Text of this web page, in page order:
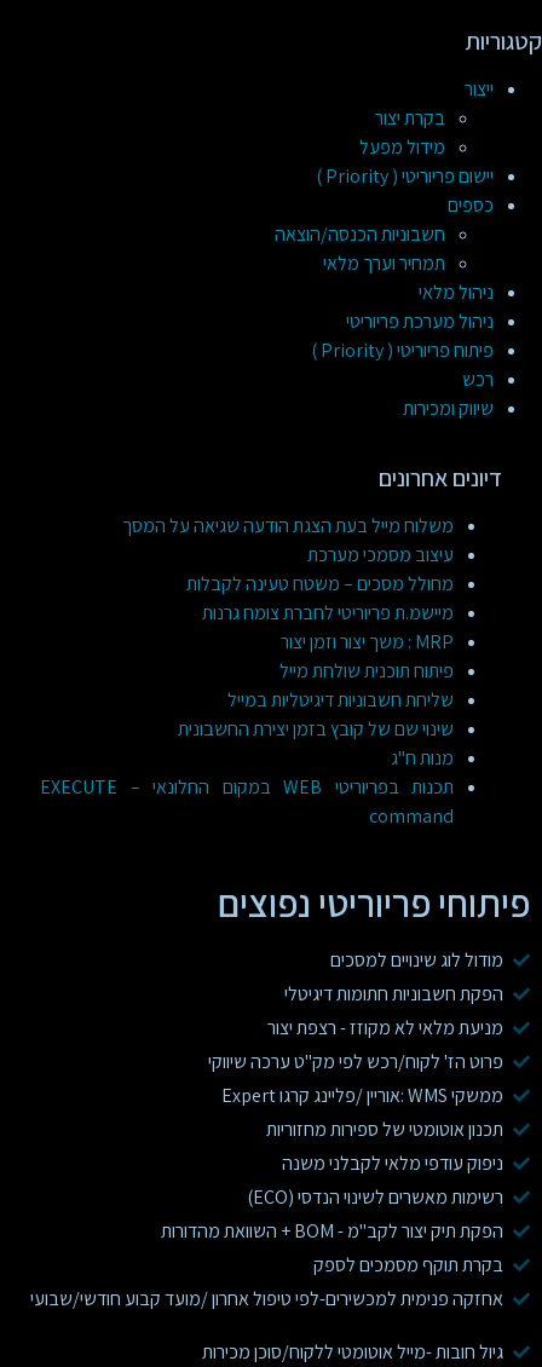
קטגוריות
ייצור
בקרת יצור
מידול מפעל
יישום פריוריטי ( Priority )
כספים
חשבוניות הכנסה/הוצאה
תמחיר וערך מלאי
ניהול מלאי
ניהול מערכת פריוריטי
פיתוח פריוריטי ( Priority )
רכש
שיווק ומכירות
דיונים אחרונים
משלוח מייל בעת הצגת הודעה שגיאה על המסך
עיצוב מסמכי מערכת
מחולל מסכים – משטח טעינה לקבלות
מיישמ.ת פריוריטי לחברת צומח גרנות
MRP : משך יצור וזמן יצור
פיתוח תוכנית שולחת מייל
שליחת חשבוניות דיגיטליות במייל
שינוי שם של קובץ בזמן יצירת החשבונית
מנות ח"ג
תכנות בפריוריטי WEB במקום החלונאי – EXECUTE
command
פיתוחי פריוריטי נפוצים
מודול לוג שינויים למסכים
הפקת חשבוניות חתומות דיגיטלי
מניעת מלאי לא מקוזז - רצפת יצור
פרוט הז' לקוח/רכש לפי מק"ט ערכה שיווקי
ממשקי WMS :אוריין /פליינג קרגו Expert
תכנון אוטומטי של ספירות מחזוריות
ניפוק עודפי מלאי לקבלני משנה
רשימות מאשרים לשינוי הנדסי (ECO)
הפקת תיק יצור לקב"מ - BOM + השוואת מהדורות
בקרת תוקף מסמכים לספק
אחזקה פנימית למכשירים-לפי טיפול אחרון /מועד קבוע חודשי/שבועי
גיול חובות -מייל אוטומטי ללקוח/סוכן מכירות